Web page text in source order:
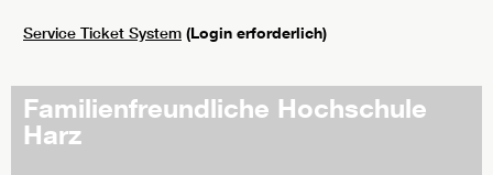
Service Ticket System (Login erforderlich)
Familienfreundliche Hochschule
Harz